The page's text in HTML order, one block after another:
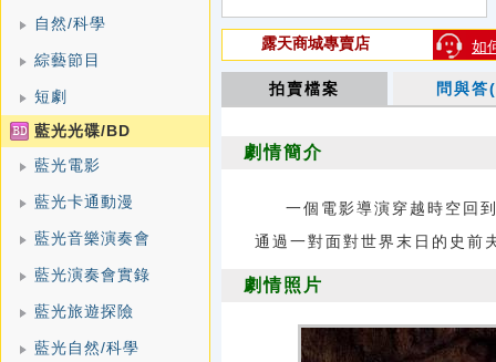
自然/科學
綜藝節目
短劇
藍光光碟/BD
藍光電影
藍光卡通動漫
藍光音樂演奏會
藍光演奏會實錄
藍光旅遊探險
藍光自然/科學
如
露天商城專賣店
拍賣檔案 問與
劇情簡介
一個電影導演穿越時空回
通過一對面對世界末日的史前
劇情照片